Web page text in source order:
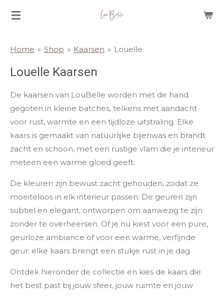
Ga
de
hoofdinhoud
Home » Shop » Kaarsen » Louelle
Louelle Kaarsen
De kaarsen van LouBelle worden met de hand
gegoten in kleine batches, telkens met aandacht
voor rust, warmte en een tijdloze uitstraling. Elke
kaars is gemaakt van natuurlijke bijenwas en brandt
zacht en schoon, met een rustige vlam die je interieur
meteen een warme gloed geeft.
De kleuren zijn bewust zacht gehouden, zodat ze
moeiteloos in elk interieur passen. De geuren zijn
subtiel en elegant, ontworpen om aanwezig te zijn
zonder te overheersen. Of je nu kiest voor een pure,
geurloze ambiance of voor een warme, verfijnde
geur: elke kaars brengt een stukje rust in je dag.
Ontdek hieronder de collectie en kies de kaars die
het best past bij jouw sfeer, jouw ruimte en jouw